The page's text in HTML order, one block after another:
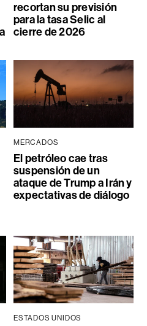
recortan su previsión
para la tasa Selic al
cierre de 2026
MERCADOS
El petróleo cae tras
suspensión de un
ataque de Trump a Irán y
expectativas de diálogo
ESTADOS UNIDOS